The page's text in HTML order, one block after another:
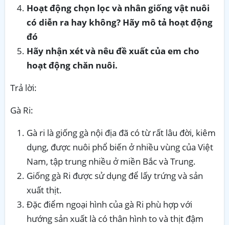
Hoạt động chọn lọc và nhân giống vật nuôi
có diễn ra hay không? Hãy mô tả hoạt động
đó
Hãy nhận xét và nêu đề xuất của em cho
hoạt động chăn nuôi.
Trả lời:
Gà Ri:
Gà ri là giống gà nội địa đã có từ rất lâu đời, kiêm
dụng, được nuôi phổ biến ở nhiều vùng của Việt
Nam, tập trung nhiều ở miền Bắc và Trung.
Giống gà Ri được sử dụng để lấy trứng và sản
xuất thịt.
Đặc điểm ngoại hình của gà Ri phù hợp với
hướng sản xuất là có thân hình to và thịt đậm